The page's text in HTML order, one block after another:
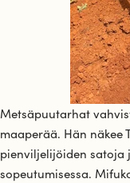
Metsäpuutarhat
maaperää. Hän näkee
pienviljelijöiden satoja
sopeutumisessa.